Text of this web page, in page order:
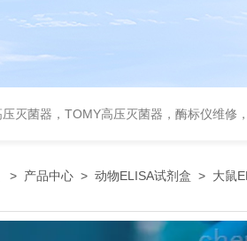
压灭菌器，TOMY高压灭菌器，酶标仪维修
> 产品中心 > 动物ELISA试剂盒 > 大鼠